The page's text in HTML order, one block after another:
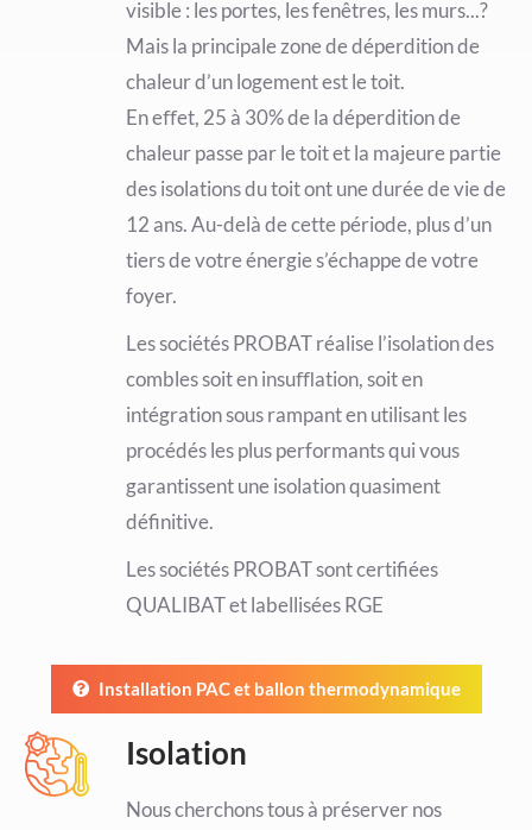
visible : les portes, les fenêtres, les murs...?
Mais la principale zone de déperdition de
chaleur d’un logement est le toit.
En eﬀet, 25 à 30% de la déperdition de
chaleur passe par le toit et la majeure partie
des isolations du toit ont une durée de vie de
12 ans. Au-delà de cette période, plus d’un
tiers de votre énergie s’échappe de votre
foyer.
Les sociétés PROBAT réalise l’isolation des
combles soit en insuﬄation, soit en
intégration sous rampant en utilisant les
procédés les plus performants qui vous
garantissent une isolation quasiment
définitive.
Les sociétés PROBAT sont certifiées
QUALIBAT et labellisées RGE
Installation PAC et ballon thermodynamique
Isolation
Nous cherchons tous à préserver nos